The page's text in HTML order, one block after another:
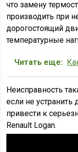
что замену
производить при
дорогостоящий
температурные
Читать еще:
Неисправность
если не
привести к
Renault Logan.